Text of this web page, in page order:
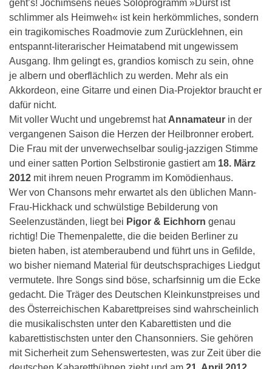
geht’s! Jochimsens neues Soloprogramm »Durst ist
schlimmer als Heimweh« ist kein herkömmliches, sondern
ein tragikomisches Roadmovie zum Zurücklehnen, ein
entspannt-literarischer Heimatabend mit ungewissem
Ausgang. Ihm gelingt es, grandios komisch zu sein, ohne
je albern und oberflächlich zu werden. Mehr als ein
Akkordeon, eine Gitarre und einen Dia-Projektor braucht er
dafür nicht.
Mit voller Wucht und ungebremst hat Annamateur in der
vergangenen Saison die Herzen der Heilbronner erobert.
Die Frau mit der unverwechselbar soulig-jazzigen Stimme
und einer satten Portion Selbstironie gastiert am 18. März
2012 mit ihrem neuen Programm im Komödienhaus.
Wer von Chansons mehr erwartet als den üblichen Mann-
Frau-Hickhack und schwülstige Bebilderung von
Seelenzuständen, liegt bei Pigor & Eichhorn genau
richtig! Die Themenpalette, die die beiden Berliner zu
bieten haben, ist atemberaubend und führt uns in Gefilde,
wo bisher niemand Material für deutschsprachiges Liedgut
vermutete. Ihre Songs sind böse, scharfsinnig um die Ecke
gedacht. Die Träger des Deutschen Kleinkunstpreises und
des Österreichischen Kabarettpreises sind wahrscheinlich
die musikalischsten unter den Kabarettisten und die
kabarettistischsten unter den Chansonniers. Sie gehören
mit Sicherheit zum Sehenswertesten, was zur Zeit über die